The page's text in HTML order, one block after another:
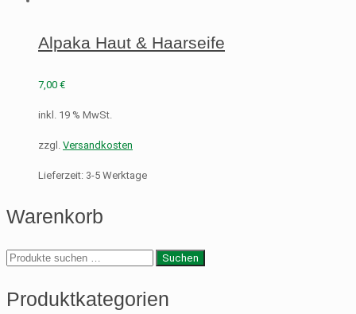
Alpaka Haut & Haarseife
7,00 €
inkl. 19 % MwSt.
zzgl. Versandkosten
Lieferzeit: 3-5 Werktage
Warenkorb
Suche
Suchen
Produktkategorien